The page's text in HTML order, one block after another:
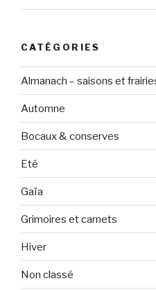
CATÉGORIES
Almanach – saisons et
Automne
Bocaux & conserves
Eté
Gaïa
Grimoires et carnets
Hiver
Non classé